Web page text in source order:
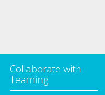
Collaborate with
Teaming